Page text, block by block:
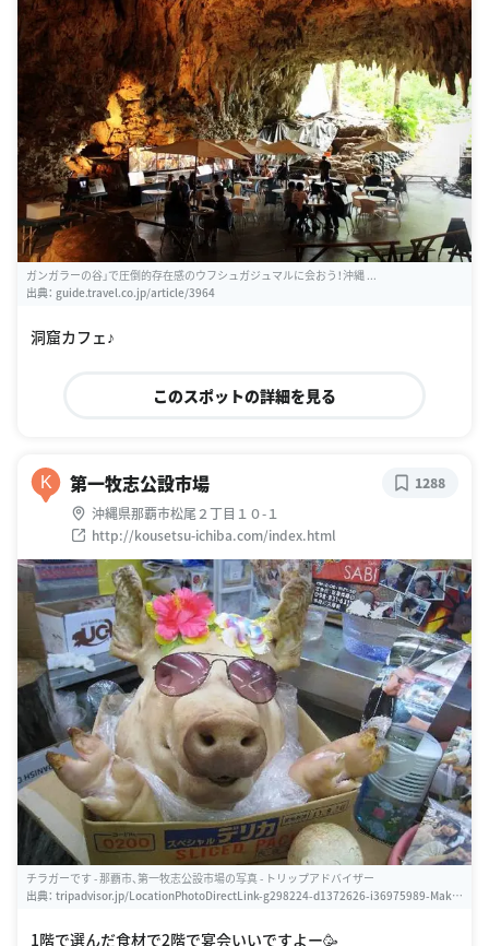
ガンガラーの谷」で圧倒的存在感のウフシュガジュマルに会おう！沖縄 ...
出典： guide.travel.co.jp/article/3964
洞窟カフェ♪
このスポットの詳細を見る
K 第一牧志公設市場
沖縄県那覇市松尾２丁目１０-１
http://kousetsu-ichiba.com/index.html
1288
チラガーです - 那覇市、第一牧志公設市場の写真 - トリップアドバイザー
出典： tripadvisor.jp/LocationPhotoDirectLink-g298224-d1372626-i36975989-Makis
1階で選んだ食材で2階で宴会いいですよー🥳